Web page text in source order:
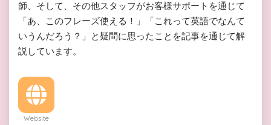
師、そして、その他スタッフがお客様サポートを通じて
「あ、このフレーズ使える！」「これって英語でなんて
いうんだろう？」と疑問に思ったことを記事を通じて解
説しています。
Website